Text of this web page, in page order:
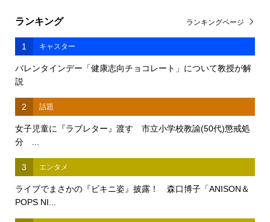
ランキング
1 キャスター
バレンタインデー「健康志向チョコレート」について教授が解
説
2 話題
女子児童に『ラブレター』渡す 市立小学校教諭(50代)懲戒処
分 ...
3 エンタメ
ライブでまさかの『ビキニ姿』披露！ 森口博子「ANISON＆
POPS NI...
ランキングページ